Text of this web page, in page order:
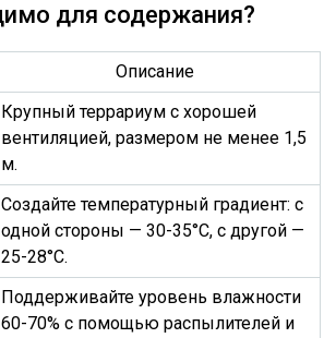
для содержания?
Описание
Крупный террариум с хорошей
вентиляцией, размером не менее 1,5
м.
Создайте температурный градиент: с
одной стороны — 30-35°C, с другой —
25-28°C.
Поддерживайте уровень влажности
60-70% с помощью распылителей и